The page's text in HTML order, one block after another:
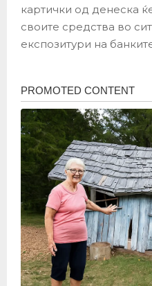
картички од денеска
своите средства во
експозитури на